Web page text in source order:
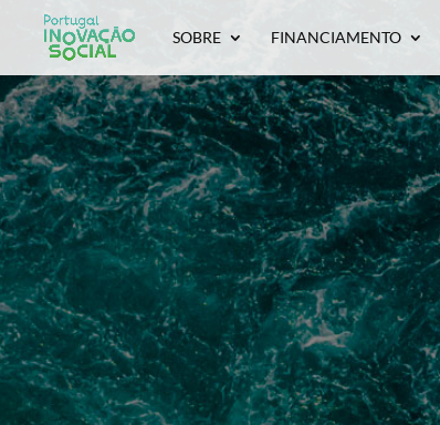
SOBRE FINANCIAMENTO